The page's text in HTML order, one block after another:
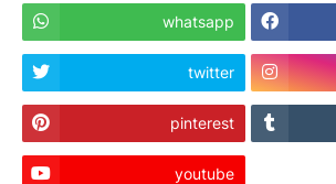
whatsapp
twitter
pinterest
youtube